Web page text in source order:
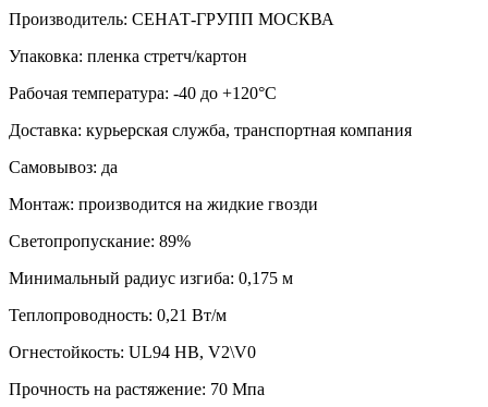
Производитель: СЕНАТ-ГРУПП МОСКВА
Упаковка: пленка стретч/картон
Рабочая температура: -40 до +120°С
Доставка: курьерская служба, транспортная компания
Самовывоз: да
Монтаж: производится на жидкие гвозди
Светопропускание: 89%
Минимальный радиус изгиба: 0,175 м
Теплопроводность: 0,21 Вт/м
Огнестойкость: UL94 HB, V2\V0
Прочность на растяжение: 70 Мпа